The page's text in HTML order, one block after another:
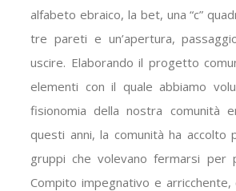
alfabeto ebraico, la bet, una “c”
tre pareti e un’apertura,
uscire. Elaborando il progetto
elementi con il quale abbiamo
fisionomia della nostra comunità
questi anni, la comunità ha accolto
gruppi che volevano fermarsi per
Compito impegnativo e